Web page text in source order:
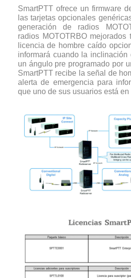
SmartPTT ofrece un firmware
las tarjetas opcionales
generación de radios
radios MOTOTRBO mejorados
licencia de hombre caído
informará cuando la
un ángulo pre programado por
SmartPTT recibe la señal de
alerta de emergencia para
que uno de sus usuarios está en